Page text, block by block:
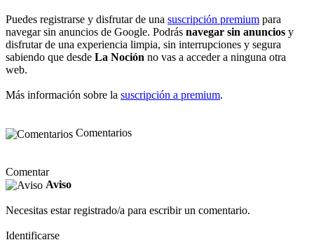
Puedes registrarse y disfrutar de una suscripción premium para
navegar sin anuncios de Google. Podrás navegar sin anuncios y
disfrutar de una experiencia limpia, sin interrupciones y segura
sabiendo que desde La Noción no vas a acceder a ninguna otra
web.
Más información sobre la suscripción a premium.
Comentarios
Comentar
Aviso
Necesitas estar registrado/a para escribir un comentario.
Identificarse